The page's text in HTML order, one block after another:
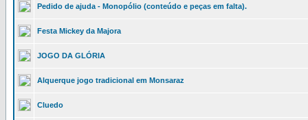
Pedido de ajuda - Monopólio (conteúdo e peças em falta).
Festa Mickey da Majora
JOGO DA GLÓRIA
Alquerque jogo tradicional em Monsaraz
Cluedo